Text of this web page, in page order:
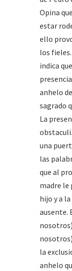
Opina
estar
ello
los
indica
anhelo
sagrado
La
una
las
que al
madre le
hijo y a
ausente.
la
anhelo